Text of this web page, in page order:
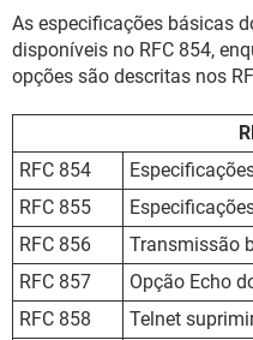
As especificações básicas
disponíveis no RFC 854,
opções são descritas nos
RFC 854
RFC 855
RFC 856
Transmissão
RFC 857
Opção Echo
RFC 858
Telnet